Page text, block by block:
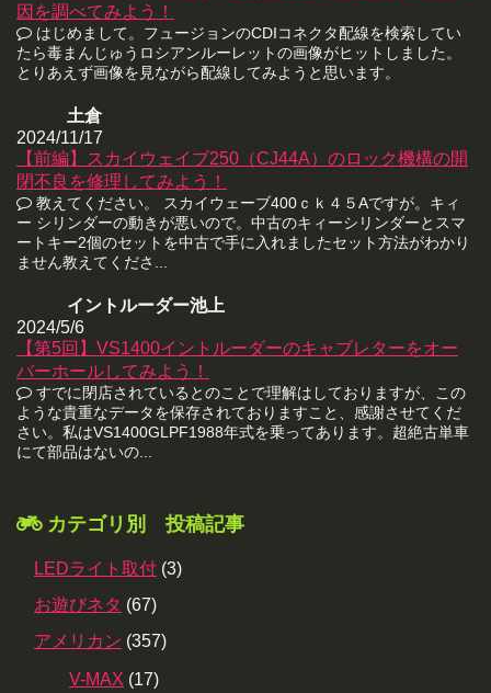
因を調べてみよう！
はじめまして。フュージョンのCDIコネクタ配線を検索してい
たら毒まんじゅうロシアンルーレットの画像がヒットしました。
とりあえず画像を見ながら配線してみようと思います。
土倉
2024/11/17
【前編】スカイウェイブ250（CJ44A）のロック機構の開
閉不良を修理してみよう！
教えてください。 スカイウェーブ400ｃｋ４５Aですが。キィ
ー シリンダーの動きが悪いので。中古のキィーシリンダーとスマ
ートキー2個のセットを中古で手に入れましたセット方法がわかり
ません教えてくださ...
イントルーダー池上
2024/5/6
【第5回】VS1400イントルーダーのキャブレターをオー
バーホールしてみよう！
すでに閉店されているとのことで理解はしておりますが、この
ような貴重なデータを保存されておりますこと、感謝させてくだ
さい。私はVS1400GLPF1988年式を乗ってあります。超絶古単車
にて部品はないの...
カテゴリ別 投稿記事
LEDライト取付 (3)
お遊びネタ (67)
アメリカン (357)
V-MAX (17)